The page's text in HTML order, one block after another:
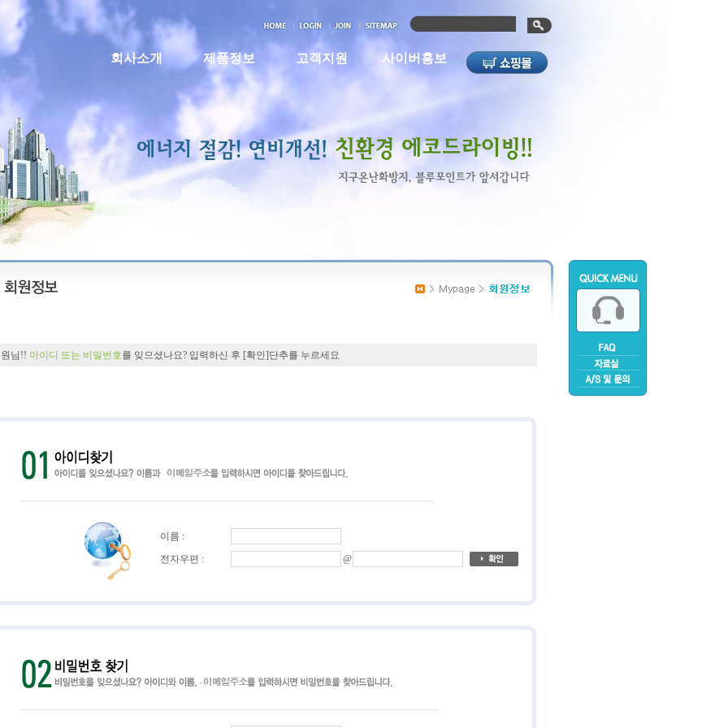
회사소개 제품정보 고객지원 사이버홍보
님!! 아이디 또는 비밀번호를 잊으셨나요? 입력하신 후 [확인]단추를 누르세요
이름 :
전자우편 :
@